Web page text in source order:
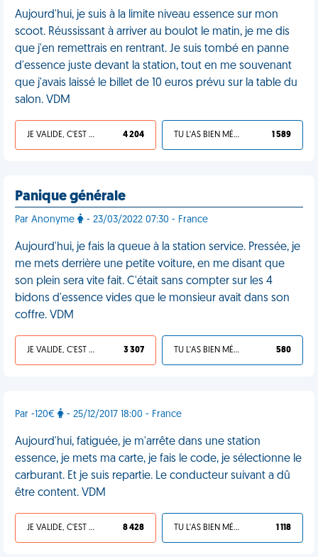
Aujourd'hui, je suis à la limite niveau essence sur mon
scoot. Réussissant à arriver au boulot le matin, je me dis
que j'en remettrais en rentrant. Je suis tombé en panne
d'essence juste devant la station, tout en me souvenant
que j'avais laissé le billet de 10 euros prévu sur la table du
salon. VDM
JE VALIDE, C'EST UNE VDM 4 204 TU L'AS BIEN MÉRITÉ 1 589
Panique générale
Par Anonyme - 23/03/2022 07:30 - France
Aujourd'hui, je fais la queue à la station service. Pressée, je
me mets derrière une petite voiture, en me disant que
son plein sera vite fait. C'était sans compter sur les 4
bidons d'essence vides que le monsieur avait dans son
coffre. VDM
JE VALIDE, C'EST UNE VDM 3 307 TU L'AS BIEN MÉRITÉ 580
Par -120€ - 25/12/2017 18:00 - France
Aujourd'hui, fatiguée, je m'arrête dans une station
essence, je mets ma carte, je fais le code, je sélectionne le
carburant. Et je suis repartie. Le conducteur suivant a dû
être content. VDM
JE VALIDE, C'EST UNE VDM 8 428 TU L'AS BIEN MÉRITÉ 1 118